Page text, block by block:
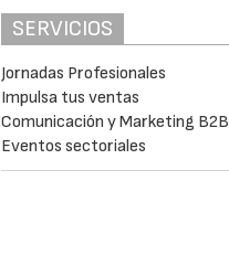
SERVICIOS
Jornadas Profesionales
Impulsa tus ventas
Comunicación y Marketing B2B
Eventos sectoriales